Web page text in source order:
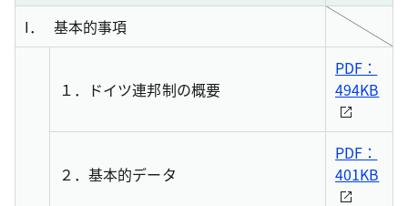
I．
基本的事項
１． ドイツ連邦制の概要
PDF：
494KB
２．基本的データ
PDF：
401KB